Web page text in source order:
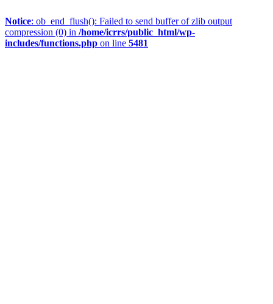
Notice: ob_end_flush(): Failed to send buffer of zlib output
compression (0) in /home/icrrs/public_html/wp-
includes/functions.php on line 5481